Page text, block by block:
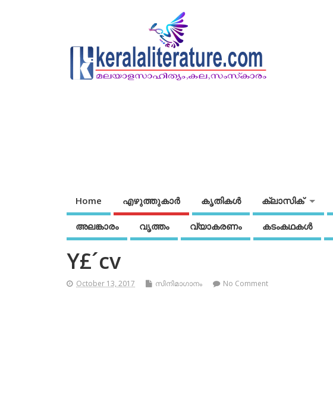
Home എഴുത്തുകാര്‍ കൃതികൾ ക്ലാസിക്
അലങ്കാരം വൃത്തം വ്യാകരണം കടംകഥകള്‍
Y£´cv
October 13, 2017 സിനിമാഗാനം No Comment